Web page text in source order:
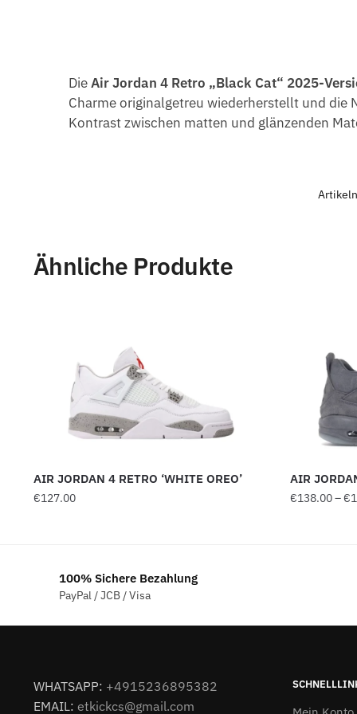
DieAir Jordan 4 Retro „Black Cat“ 2025-
Charme originalgetreu wiederherstellt und die
Kontrast zwischen matten und glänzenden
Ähnliche Produkte
AIR JORDAN 4 RETRO ‘WHITE OREO’
€127.00
AIR
€138.00–€
100% Sichere Bezahlung
PayPal / JCB / Visa
WHATSAPP: +4915236895382
EMAIL: etkickcs@gmail.com